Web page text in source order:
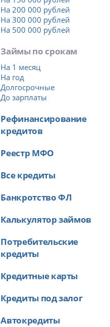
На 200 000 рублей
На 300 000 рублей
На 500 000 рублей
Займы по срокам
На 1 месяц
На год
Долгосрочные
До зарплаты
Рефинансирование
кредитов
Реестр МФО
Все кредиты
Банкротство ФЛ
Калькулятор займов
Потребительские
кредиты
Кредитные карты
Кредиты под залог
Автокредиты